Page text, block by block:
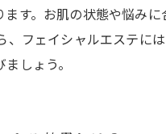
す。お肌の状態や悩み
、フェイシャルエステに
しょう。